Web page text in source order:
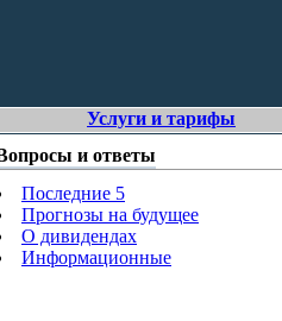
Услуги и тарифы
и ответы
Последние 5
Прогнозы на будущее
О дивидендах
Информационные